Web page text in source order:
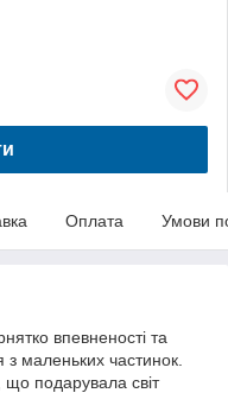
Оплата Умови
впевненості та
маленьких частинок.
що подарувала світ